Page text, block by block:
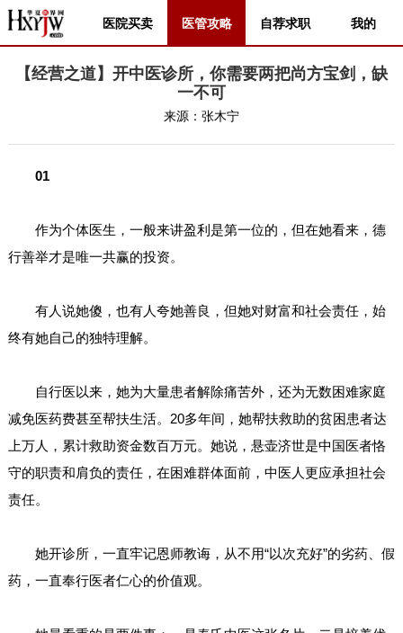
医院买卖 医管攻略 自荐求职 我的
【经营之道】开中医诊所，你需要两把尚方宝剑，缺
一不可
来源： 张木宁
01
作为个体医生，一般来讲盈利是第一位的，但在她看来，德
行善举才是唯一共赢的投资。
有人说她傻，也有人夸她善良，但她对财富和社会责任，始
终有她自己的独特理解。
自行医以来，她为大量患者解除痛苦外，还为无数困难家庭
减免医药费甚至帮扶生活。20多年间，她帮扶救助的贫困患者达
上万人，累计救助资金数百万元。她说，悬壶济世是中国医者恪
守的职责和肩负的责任，在困难群体面前，中医人更应承担社会
责任。
她开诊所，一直牢记恩师教诲，从不用“以次充好”的劣药、假
药，一直奉行医者仁心的价值观。